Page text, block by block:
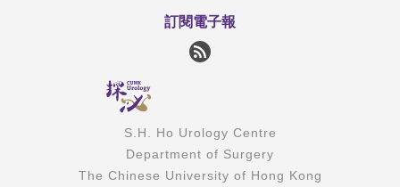
訂閱電子報
S.H. Ho Urology Centre
Department of Surgery
The Chinese University of Hong Kong